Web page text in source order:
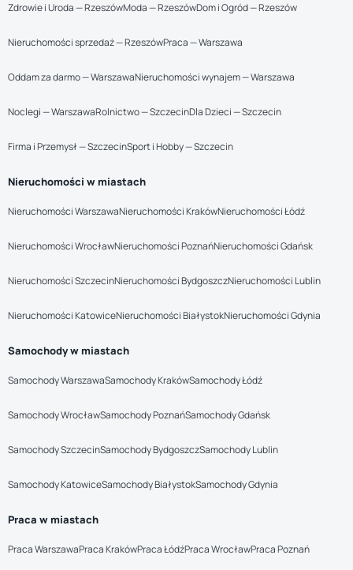
Zdrowie i Uroda — RzeszówModa — RzeszówDom i Ogród — Rzeszów
Nieruchomości sprzedaż — RzeszówPraca — Warszawa
Oddam za darmo — WarszawaNieruchomości wynajem — Warszawa
Noclegi — WarszawaRolnictwo — SzczecinDla Dzieci — Szczecin
Firma i Przemysł — SzczecinSport i Hobby — Szczecin
Nieruchomości w miastach
Nieruchomości WarszawaNieruchomości KrakówNieruchomości Łódź
Nieruchomości WrocławNieruchomości PoznańNieruchomości Gdańsk
Nieruchomości SzczecinNieruchomości BydgoszczNieruchomości Lublin
Nieruchomości KatowiceNieruchomości BiałystokNieruchomości Gdynia
Samochody w miastach
Samochody WarszawaSamochody KrakówSamochody Łódź
Samochody WrocławSamochody PoznańSamochody Gdańsk
Samochody SzczecinSamochody BydgoszczSamochody Lublin
Samochody KatowiceSamochody BiałystokSamochody Gdynia
Praca w miastach
Praca WarszawaPraca KrakówPraca ŁódźPraca WrocławPraca Poznań